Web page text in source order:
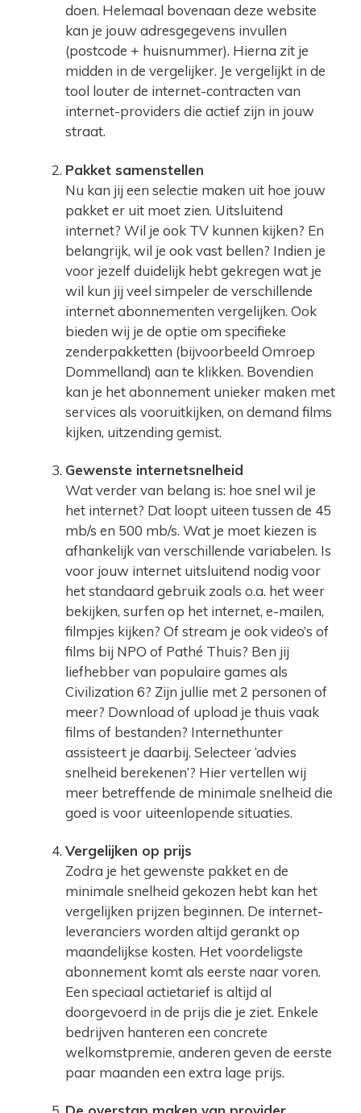
doen. Helemaal bovenaan deze website
kan je jouw adresgegevens invullen
(postcode + huisnummer). Hierna zit je
midden in de vergelijker. Je vergelijkt in de
tool louter de internet-contracten van
internet-providers die actief zijn in jouw
straat.
Pakket samenstellen
Nu kan jij een selectie maken uit hoe jouw
pakket er uit moet zien. Uitsluitend
internet? Wil je ook TV kunnen kijken? En
belangrijk, wil je ook vast bellen? Indien je
voor jezelf duidelijk hebt gekregen wat je
wil kun jij veel simpeler de verschillende
internet abonnementen vergelijken. Ook
bieden wij je de optie om specifieke
zenderpakketten (bijvoorbeeld Omroep
Dommelland) aan te klikken. Bovendien
kan je het abonnement unieker maken met
services als vooruitkijken, on demand films
kijken, uitzending gemist.
Gewenste internetsnelheid
Wat verder van belang is: hoe snel wil je
het internet? Dat loopt uiteen tussen de 45
mb/s en 500 mb/s. Wat je moet kiezen is
afhankelijk van verschillende variabelen. Is
voor jouw internet uitsluitend nodig voor
het standaard gebruik zoals o.a. het weer
bekijken, surfen op het internet, e-mailen,
filmpjes kijken? Of stream je ook video’s of
films bij NPO of Pathé Thuis? Ben jij
liefhebber van populaire games als
Civilization 6? Zijn jullie met 2 personen of
meer? Download of upload je thuis vaak
films of bestanden? Internethunter
assisteert je daarbij. Selecteer ‘advies
snelheid berekenen’? Hier vertellen wij
meer betreffende de minimale snelheid die
goed is voor uiteenlopende situaties.
Vergelijken op prijs
Zodra je het gewenste pakket en de
minimale snelheid gekozen hebt kan het
vergelijken prijzen beginnen. De internet-
leveranciers worden altijd gerankt op
maandelijkse kosten. Het voordeligste
abonnement komt als eerste naar voren.
Een speciaal actietarief is altijd al
doorgevoerd in de prijs die je ziet. Enkele
bedrijven hanteren een concrete
welkomstpremie, anderen geven de eerste
paar maanden een extra lage prijs.